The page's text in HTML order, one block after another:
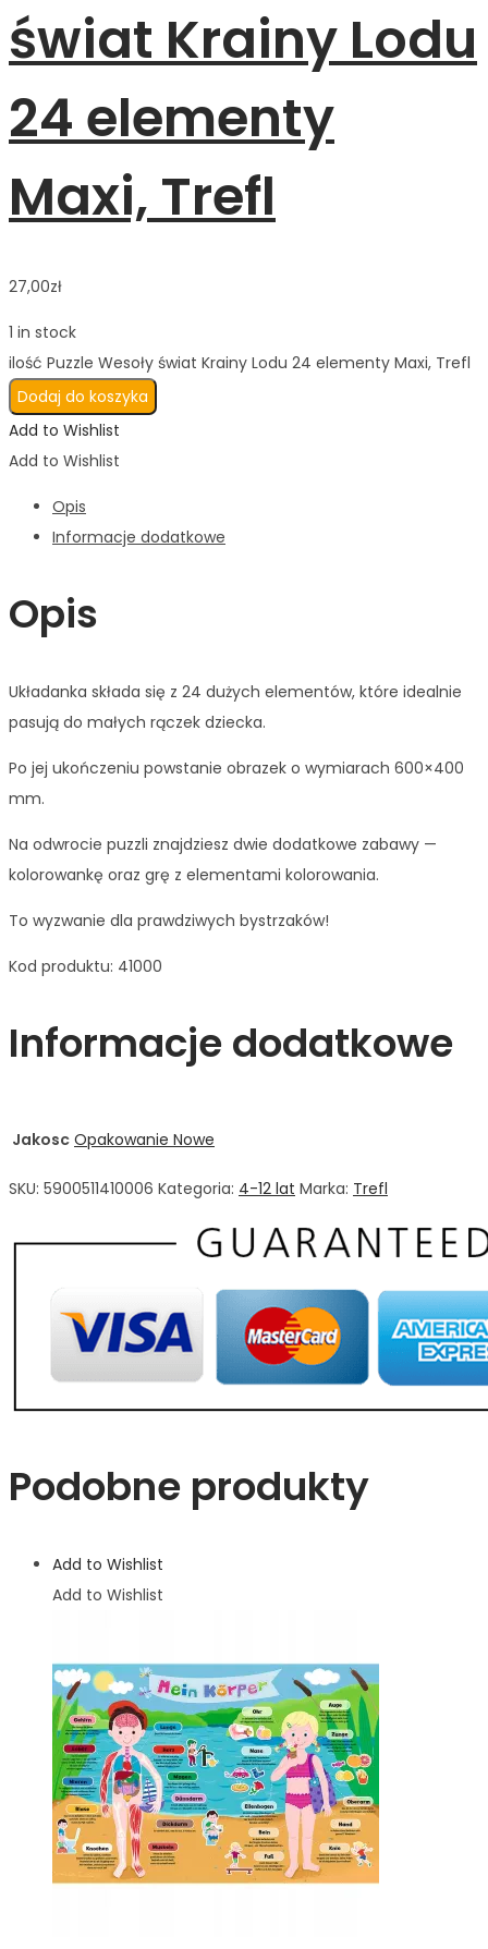
świat Krainy Lodu
24 elementy
Maxi, Trefl
27,00zł
1 in stock
ilość Puzzle Wesoły świat Krainy Lodu 24 elementy Maxi, Trefl
Dodaj do koszyka
Add to Wishlist
Add to Wishlist
Opis
Informacje dodatkowe
Opis
Układanka składa się z 24 dużych elementów, które idealnie
pasują do małych rączek dziecka.
Po jej ukończeniu powstanie obrazek o wymiarach 600×400
mm.
Na odwrocie puzzli znajdziesz dwie dodatkowe zabawy —
kolorowankę oraz grę z elementami kolorowania.
To wyzwanie dla prawdziwych bystrzaków!
Kod produktu: 41000
Informacje dodatkowe
Jakosc Opakowanie Nowe
SKU: 5900511410006 Kategoria: 4-12 lat Marka: Trefl
Podobne produkty
Add to Wishlist
Add to Wishlist